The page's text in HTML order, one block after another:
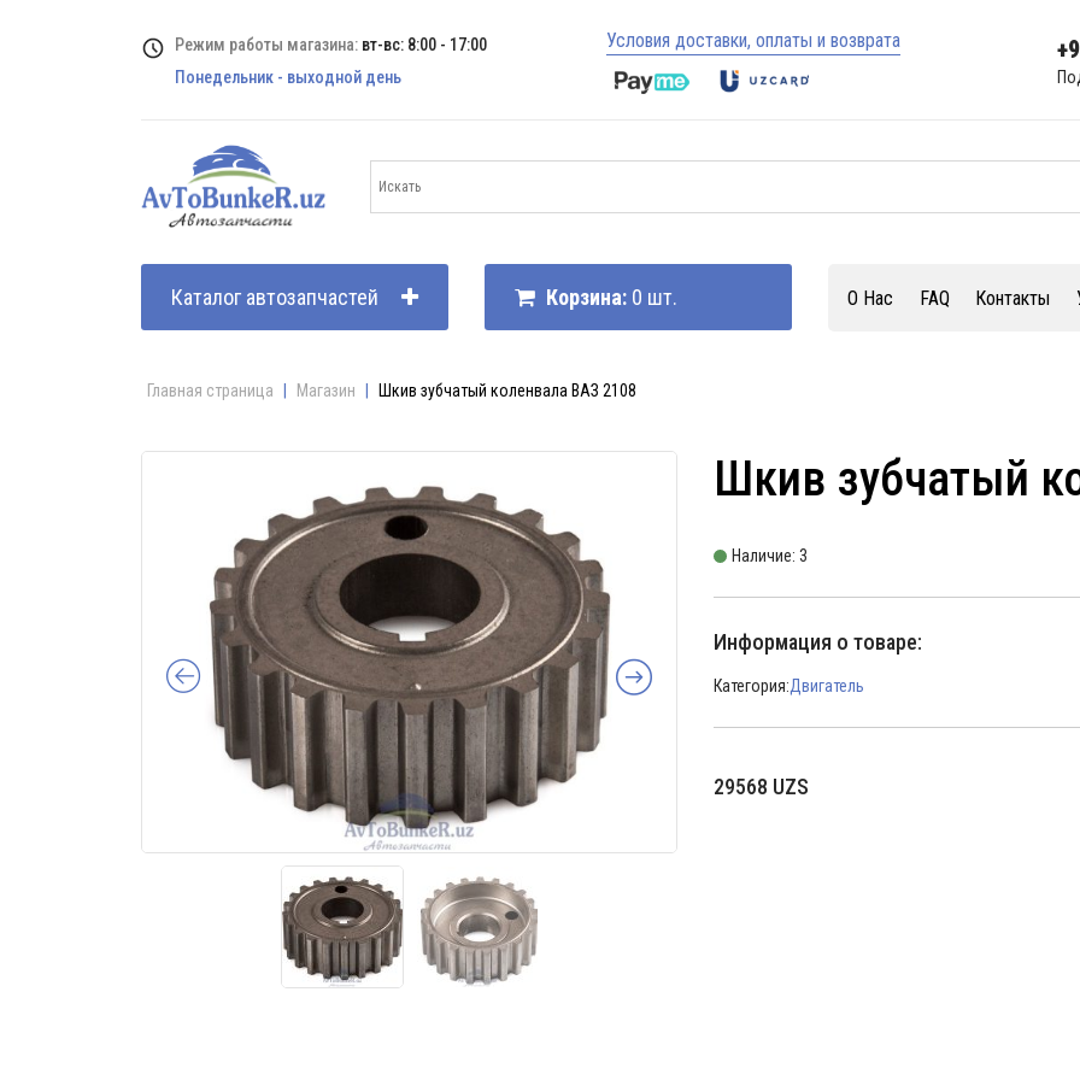
Режим работы магазина: вт-вс: 8:00 - 17:00
Понедельник - выходной день
Условия доставки, оплаты и возврата
Каталог автозапчастей Корзина: 0 шт. О Нас FAQ Контакты
Главная страница Магазин Шкив зубчатый коленвала ВАЗ 2108
Шкив зубчатый
Наличие: 3
Информация о товаре:
Категория:Двигатель
29568 UZS